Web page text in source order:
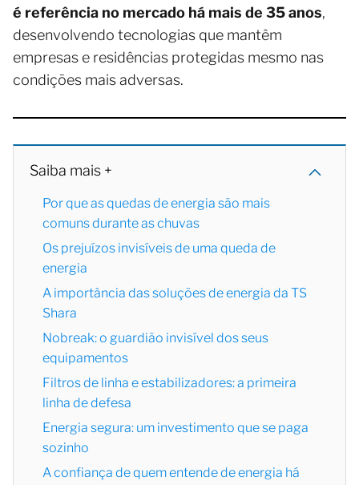
é referência no mercado há mais de 35 anos,
desenvolvendo tecnologias que mantêm
empresas e residências protegidas mesmo nas
condições mais adversas.
Saiba mais +
Por que as quedas de energia são mais
comuns durante as chuvas
Os prejuízos invisíveis de uma queda de
energia
A importância das soluções de energia da TS
Shara
Nobreak: o guardião invisível dos seus
equipamentos
Filtros de linha e estabilizadores: a primeira
linha de defesa
Energia segura: um investimento que se paga
sozinho
A confiança de quem entende de energia há